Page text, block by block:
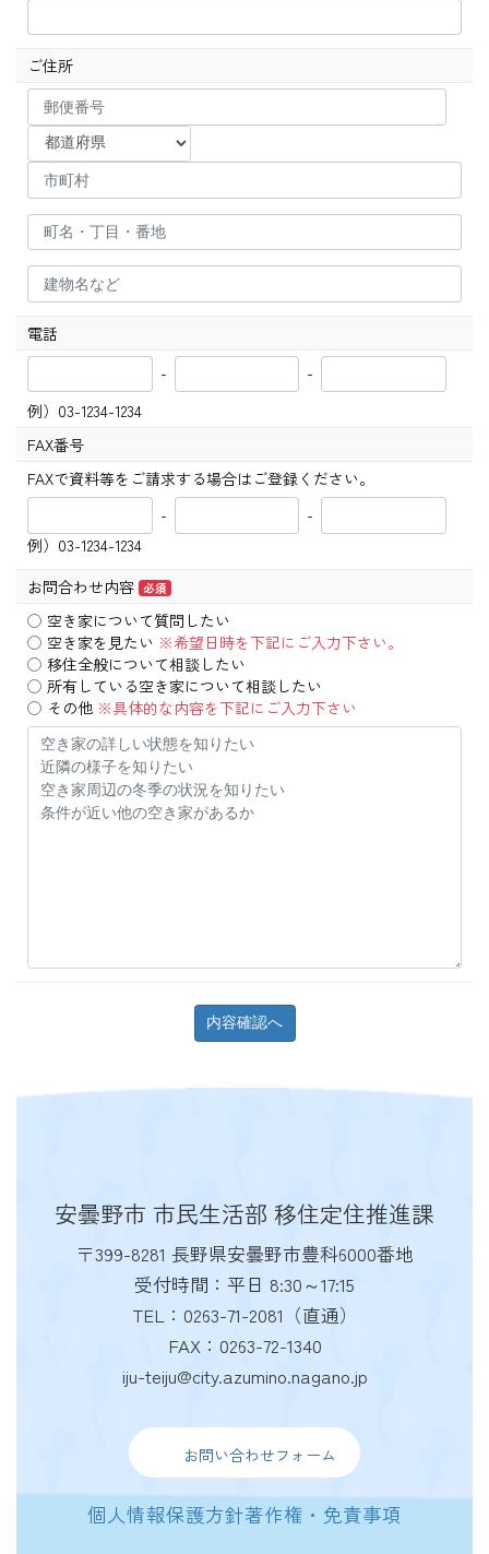
ご住所
電話
-
-
例）03-1234-1234
FAX番号
FAXで資料等をご請求する場合はご登録ください。
-
-
例）03-1234-1234
お問合わせ内容 必須
空き家について質問したい
空き家を見たい ※希望日時を下記にご入力下さい。
移住全般について相談したい
所有している空き家について相談したい
その他 ※具体的な内容を下記にご入力下さい
内容確認へ
安曇野市 市民生活部 移住定住推進課
〒399-8281 長野県安曇野市豊科6000番地
受付時間：平日 8:30～17:15
TEL：0263-71-2081（直通）
FAX：0263-72-1340
iju-teiju@city.azumino.nagano.jp
お問い合わせフォーム
個人情報保護方針著作権・免責事項